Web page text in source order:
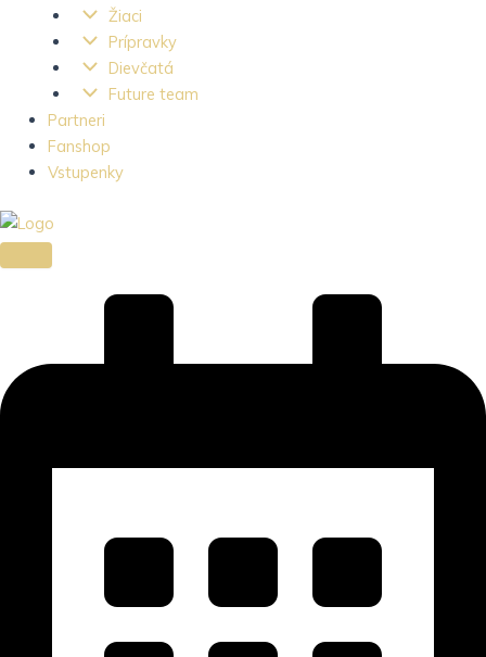
Žiaci
Prípravky
Dievčatá
Future team
Partneri
Fanshop
Vstupenky